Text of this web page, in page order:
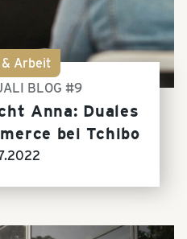
Arbeit
BLOG #9
Anna: Duales
bei Tchibo